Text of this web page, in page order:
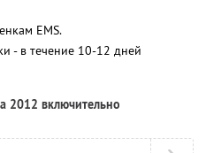
EMS.
- в течение 10-12 дней
2012 включительно